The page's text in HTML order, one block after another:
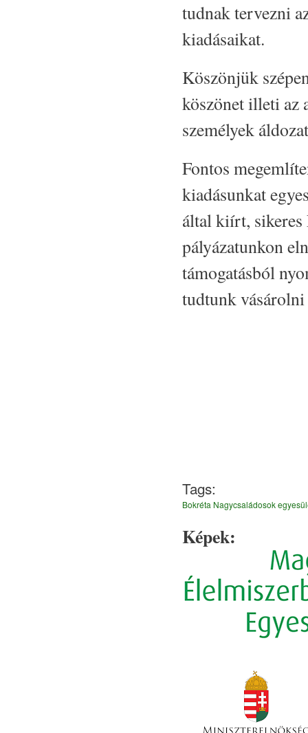
tudnak tervezni
kiadásaikat.
Köszönjük
köszönet illeti az
személyek
Fontos
kiadásunkat
által kiírt,
pályázatunkon
támogatásból
tudtunk vásárolni
Tags:
Bokréta Nagycsaládosok
Képek: